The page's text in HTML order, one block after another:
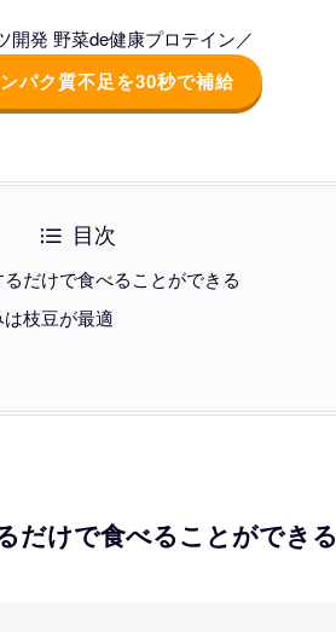
開発 野菜de健康プロテイン／
パク質不足を30秒で補給
目次
だけで食べることができる
枝豆が最適
だけで食べることができる